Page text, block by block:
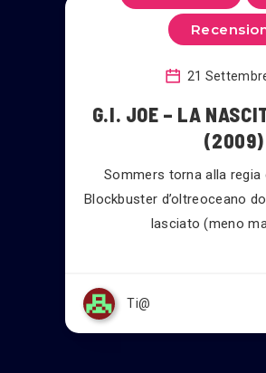
21
G.I. JOE – LA
(2009)
Sommers torna alla regia
Blockbuster d’oltreoceano
lasciato (meno
Ti@